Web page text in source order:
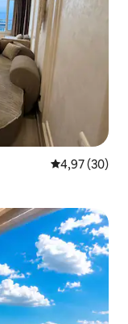
Évaluation
4,97 (30)